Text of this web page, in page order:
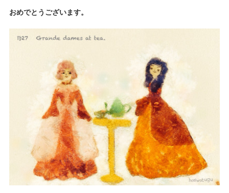
おめでとうございます。